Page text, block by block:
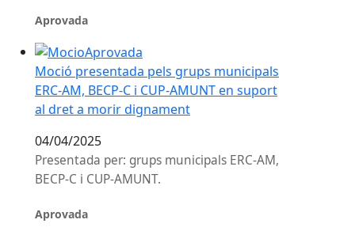
Aprovada
Moció presentada pels grups municipals ERC-AM,
Moció presentada pels grups municipals
ERC-AM, BECP-C i CUP-AMUNT en suport
al dret a morir dignament
04/04/2025
Presentada per: grups municipals ERC-AM,
BECP-C i CUP-AMUNT.
Aprovada